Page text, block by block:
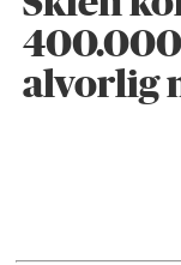
alvorlig